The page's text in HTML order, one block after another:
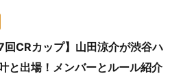
7回CRカップ】山田涼介が渋谷ハ
と出場！メンバーとルール紹介